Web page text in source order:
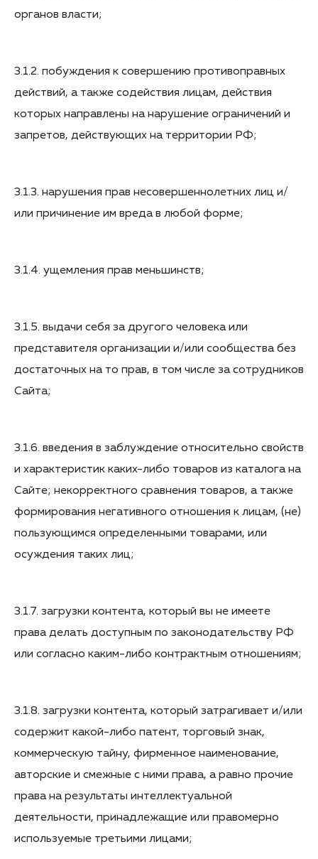
органов власти;
3.1.2. побуждения к совершению противоправных
действий, а также содействия лицам, действия
которых направлены на нарушение ограничений и
запретов, действующих на территории РФ;
3.1.3. нарушения прав несовершеннолетних лиц и/
или причинение им вреда в любой форме;
3.1.4. ущемления прав меньшинств;
3.1.5. выдачи себя за другого человека или
представителя организации и/или сообщества без
достаточных на то прав, в том числе за сотрудников
Сайта;
3.1.6. введения в заблуждение относительно свойств
и характеристик каких-либо товаров из каталога на
Сайте; некорректного сравнения товаров, а также
формирования негативного отношения к лицам, (не)
пользующимся определенными товарами, или
осуждения таких лиц;
3.1.7. загрузки контента, который вы не имеете
права делать доступным по законодательству РФ
или согласно каким-либо контрактным отношениям;
3.1.8. загрузки контента, который затрагивает и/или
содержит какой-либо патент, торговый знак,
коммерческую тайну, фирменное наименование,
авторские и смежные с ними права, а равно прочие
права на результаты интеллектуальной
деятельности, принадлежащие или правомерно
используемые третьими лицами;